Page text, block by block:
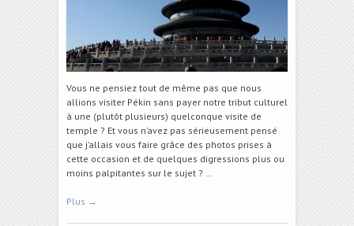
Vous ne pensiez tout de même pas que nous
allions visiter Pékin sans payer notre tribut culturel
à une (plutôt plusieurs) quelconque visite de
temple ? Et vous n’avez pas sérieusement pensé
que j’allais vous faire grâce des photos prises à
cette occasion et de quelques digressions plus ou
moins palpitantes sur le sujet ? …
Plus →